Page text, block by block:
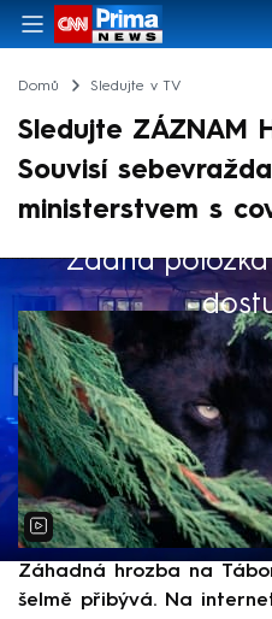
Domů Sledujte v TV
Sledujte ZÁZNAM
Souvisí
ministerstvem s
Žádná
Výběr redakce
Záhadná hrozba na
šelmě přibývá. Na